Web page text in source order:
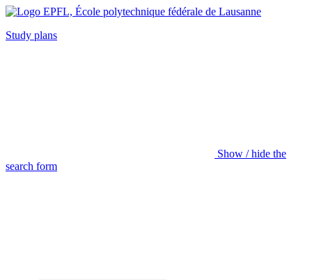
Study plans
Show / hide the
search form